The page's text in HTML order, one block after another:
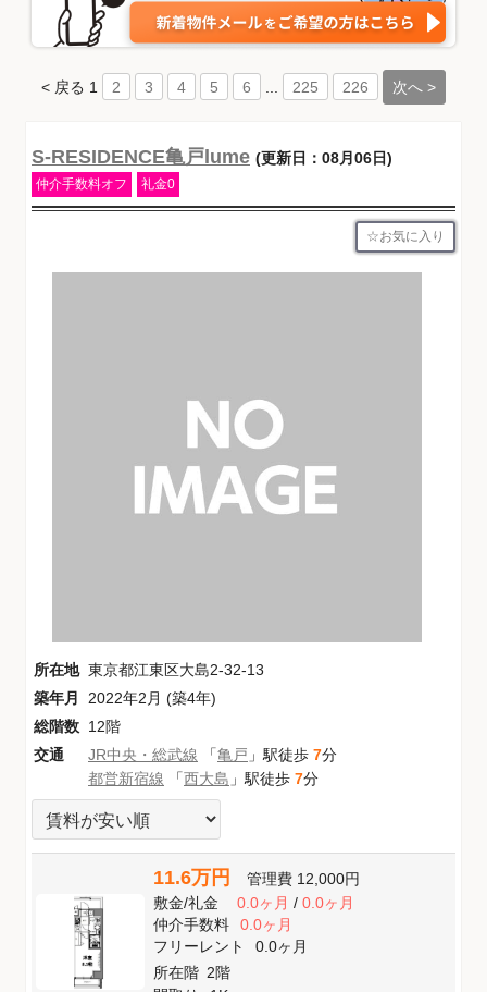
< 戻る 1 2 3 4 5 6 225 226 次へ >
S-RESIDENCE亀戸lume (更新日：08月06日)
仲介手数料オフ 礼金0
お気に入り
所在地 東京都江東区大島2-32-13
築年月
2022年2月 (築4年)
総階数 12階
交通
JR中央・総武線 「亀戸 」駅徒歩 7分
都営新宿線 「西大島 」駅徒歩 7分
11.6万円 管理費 12,000円
敷金/礼金 0.0ヶ月/ 0.0ヶ月
仲介手数料
0.0ヶ月
フリーレント
0.0ヶ月
所在階 2階